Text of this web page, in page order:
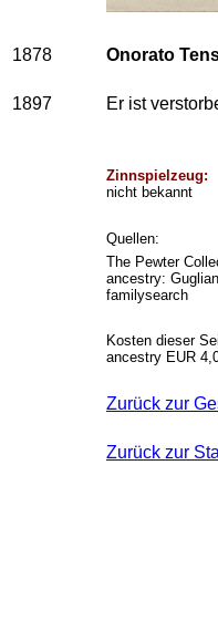
1878 Onorato
1897 Er ist
Zinnspielzeug:
nicht bekannt
Quellen:
The Pewter
ancestry:
familysearch
Kosten dieser
ancestry EUR
Zurück zur
Zurück zur